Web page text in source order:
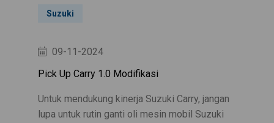
Suzuki
09-11-2024
Pick Up Carry 1.0 Modifikasi
Untuk mendukung kinerja Suzuki Carry, jangan
lupa untuk rutin ganti oli mesin mobil Suzuki